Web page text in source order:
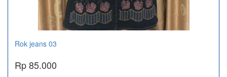
Rok jeans 03
Rp 85.000